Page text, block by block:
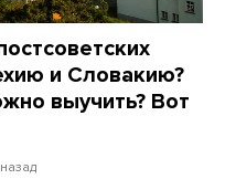
и Словакию?
выучить? Вот